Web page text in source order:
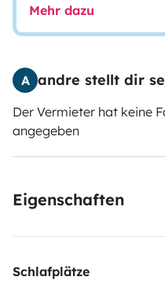
Mehr dazu
A andre stellt dir
Der Vermieter hat keine
angegeben
Eigenschaften
Schlafplätze